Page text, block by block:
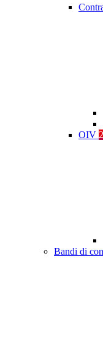
OIV 2
Bandi di